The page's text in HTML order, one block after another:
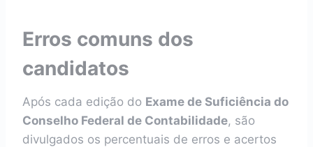
Erros comuns dos
candidatos
Após cada edição do Exame de Suficiência do
Conselho Federal de Contabilidade, são
divulgados os percentuais de erros e acertos